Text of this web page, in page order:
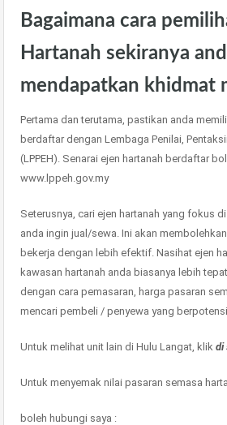
Bagaimana cara
Hartanah sekiranya
mendapatkan khidmat
Pertama dan terutama, pastikan anda
berdaftar dengan Lembaga Penilai,
(LPPEH). Senarai ejen hartanah berdaftar
www.lppeh.gov.my
Seterusnya, cari ejen hartanah yang fokus
anda ingin jual/sewa. Ini akan
bekerja dengan lebih efektif. Nasihat ejen
kawasan hartanah anda biasanya lebih
dengan cara pemasaran, harga pasaran
mencari pembeli / penyewa yang
Untuk melihat unit lain di Hulu Langat, klik di
Untuk menyemak nilai pasaran semasa
boleh hubungi saya :